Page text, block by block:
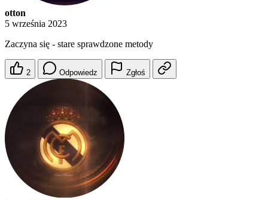
otton
5 września 2023
Zaczyna się - stare sprawdzone metody
2 Odpowiedz Zgłoś